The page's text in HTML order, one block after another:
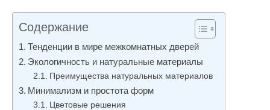
Содержание
Тенденции в мире межкомнатных дверей
Экологичность и натуральные материалы
Преимущества натуральных материалов
Минимализм и простота форм
Цветовые решения